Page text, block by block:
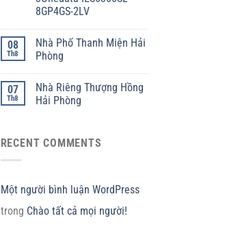
8GP4GS-2LV
08
Th8
Nhà Phố Thanh Miện Hải
Phòng
07
Th8
Nhà Riêng Thượng Hồng
Hải Phòng
RECENT COMMENTS
Một người bình luận WordPress
trong Chào tất cả mọi người!